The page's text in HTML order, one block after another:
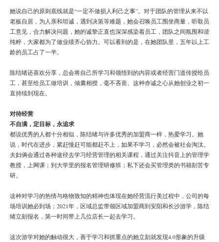
她说自己的原则底线就是“一定不做损人利己之事”。对于团队的管理从来不以
老板自居，为人亲和坦诚，遇到决策等难题，她会召唤员工围坐商量，听取员
工意见，合力解决问题，她的诚挚正直也深深感染着员工，团队之间氛围和谐
纯粹，大家都为了做业绩齐心协力。可以看到的是，在她团队里，五年以上工
龄的员工占了一半。
陈结绪还喜欢分享，总会将自己所学习和领悟到的内容或者经营门道传授给员
工，甚至给员工做培训，倾囊相授，毫不吝啬。这种赤诚之心从她创业之初一
直持续到现在。
对待经营
不自满，定目标，永追求
都说优秀的人都十分相似，陈结绪与许多优秀的加盟商一样，热爱学习。她
说，时代在进步，紧赶慢赶可能都赶不上，如果不学习，必然会被社会淘汰。
夫妇俩会通过各种途径去学习经营管理的相关课程，通过关注抖音上的管理学
教授，上网课；到大学里的报名管理研修班；私下还会买管理类的书籍刻苦专
研。
这种对学习的热情与格物致知的精神也体现在她经营流行美过程中，公司的每
场培训她必到场；2021年，区域总监带领区域加盟商到安阳和长沙游学，陈结
绪立刻报名，第一时间带上几位店长一起去学习。
这次游学对她的触动很大，善于学习和抓重点的她立刻就发现4.0形象的升级